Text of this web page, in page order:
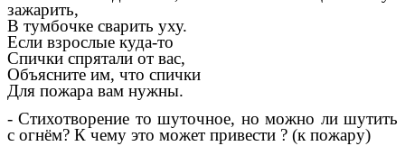
зажарить,
В тумбочке сварить уху.
Если взрослые куда-то
Спички спрятали от вас,
Объясните им, что спички
Для пожара вам нужны.
- Стихотворение то шуточное, но можно ли шутить
с огнём? К чему это может привести ? (к пожару)